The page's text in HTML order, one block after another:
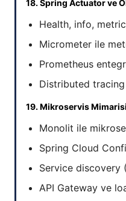
18. Spring Actuator ve
Health, info,
Micrometer ile
Prometheus
Distributed
19. Mikroservis
Monolit ile
Spring Cloud
Service discovery
API Gateway ve